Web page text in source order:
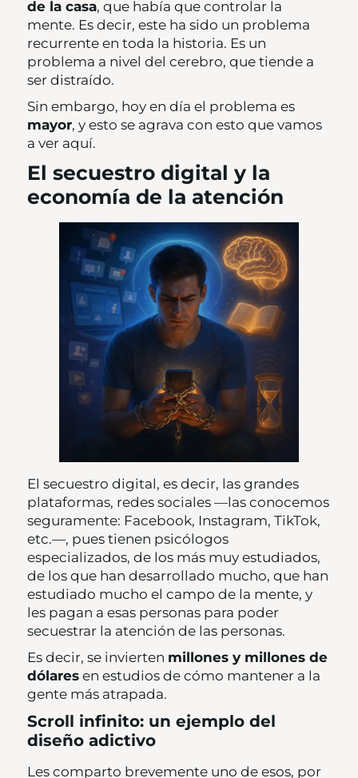
de la casa, que había que controlar la
mente. Es decir, este ha sido un problema
recurrente en toda la historia. Es un
problema a nivel del cerebro, que tiende a
ser distraído.
Sin embargo, hoy en día el problema es
mayor, y esto se agrava con esto que vamos
a ver aquí.
El secuestro digital y la
economía de la atención
El secuestro digital, es decir, las grandes
plataformas, redes sociales —las conocemos
seguramente: Facebook, Instagram, TikTok,
etc.—, pues tienen psicólogos
especializados, de los más muy estudiados,
de los que han desarrollado mucho, que han
estudiado mucho el campo de la mente, y
les pagan a esas personas para poder
secuestrar la atención de las personas.
Es decir, se invierten millones y millones de
dólaresen estudios de cómo mantener a la
gente más atrapada.
Scroll infinito: un ejemplo del
diseño adictivo
Les comparto brevemente uno de esos, por